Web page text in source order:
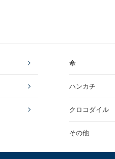
傘
ハンカチ
クロコダイル
その他